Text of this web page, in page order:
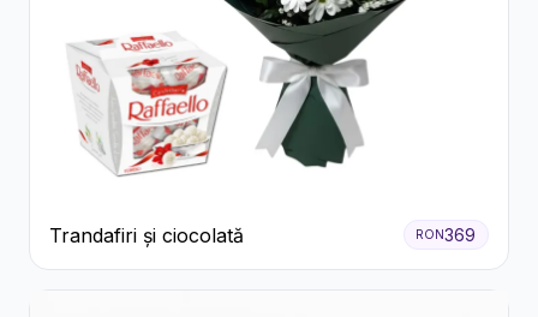
Trandafiri și ciocolată RON369